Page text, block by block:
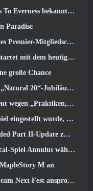
bekannt gegeben
Paradise
Änderungen am MMORPG Rechnung zu tragen
dem heutigen Update
große Chance
Quests und Belohnungen
gefährden und ausbeuten“ verklagt
des mittelalterlichen MMO Glory Victis
Fraktionskriegsfunktionen vor
während des Steam Next Fest
M an
Fest ausprobieren können